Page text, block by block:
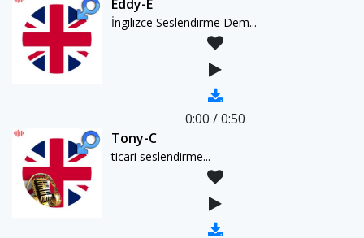
Eddy-E
İngilizce Seslendirme Dem...
0:00 /0:50
Tony-C
ticari seslendirme...